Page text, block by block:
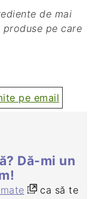
pe care
pe email
Dă-mi un
ca să te